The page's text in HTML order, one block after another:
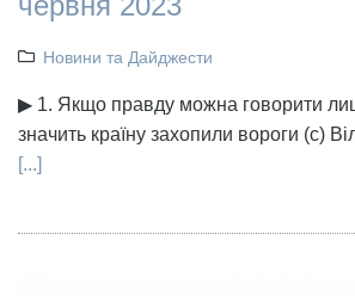
Новини та Дайджести
▶ 1. Якщо правду можна говорити
значить країну захопили вороги (с)
[...]